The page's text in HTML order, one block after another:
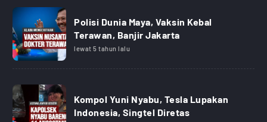
Polisi Dunia Maya, Vaksin Kebal
Terawan, Banjir Jakarta
lewat 5 tahun lalu
Kompol Yuni Nyabu, Tesla Lupakan
Indonesia, Singtel Diretas